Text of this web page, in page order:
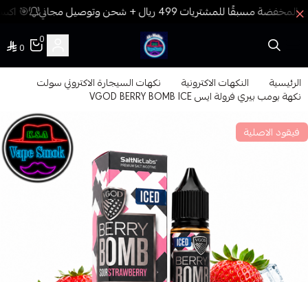
🎯
فيب المدينة
0
0
الرئيسية النكهات الاكترونية نكهات السيجارة الاكتروني سولت
نكهة بومب بيري فرولة ايس VGOD BERRY BOMB ICE
فيقود الاصلية